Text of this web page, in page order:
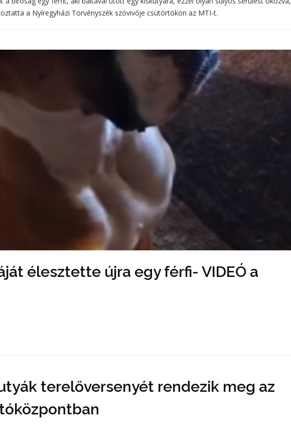
a Nyíregyházi Törvényszék szóvivője csütörtökön az MTI-t.
élesztette újra egy férfi- VIDEÓ a
terelőversenyét rendezik meg az